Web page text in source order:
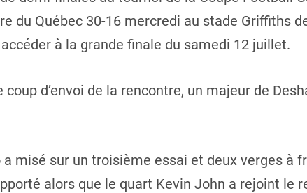
du Québec 30-16 mercredi au stade Griffiths
à la grande finale du samedi 12 juillet.
d’envoi de la rencontre, un majeur de
a misé sur un troisième essai et deux verges à
alors que le quart Kevin John a rejoint le